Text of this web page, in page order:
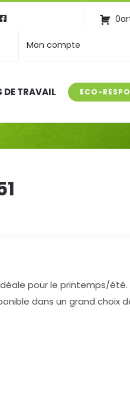
Mon compte
DE TRAVAIL ECO-
pour le printemps/été.
dans un grand choix